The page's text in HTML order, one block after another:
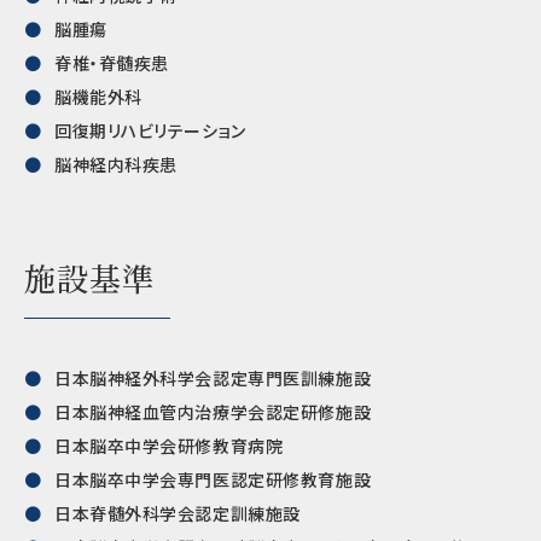
脳腫瘍
脊椎・脊髄疾患
脳機能外科
回復期リハビリテーション
脳神経内科疾患
施設基準
日本脳神経外科学会認定専門医訓練施設
日本脳神経血管内治療学会認定研修施設
日本脳卒中学会研修教育病院
日本脳卒中学会専門医認定研修教育施設
日本脊髄外科学会認定訓練施設